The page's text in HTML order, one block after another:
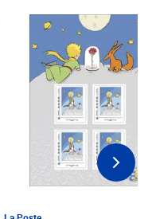
Prix 6,25€ HT